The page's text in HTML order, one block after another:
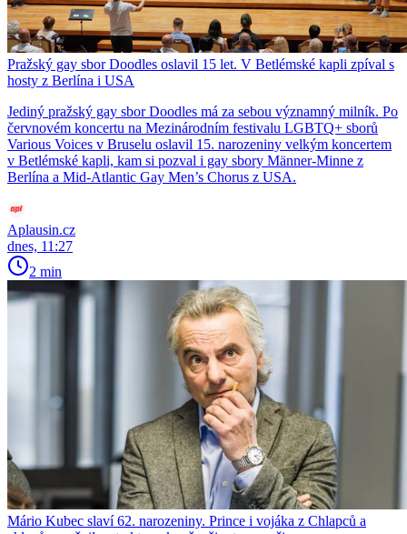
Pražský gay sbor Doodles oslavil 15 let. V Betlémské kapli zpíval s
hosty z Berlína i USA
Jediný pražský gay sbor Doodles má za sebou významný milník. Po
červnovém koncertu na Mezinárodním festivalu LGBTQ+ sborů
Various Voices v Bruselu oslavil 15. narozeniny velkým koncertem
v Betlémské kapli, kam si pozval i gay sbory Männer-Minne z
Berlína a Mid-Atlantic Gay Men’s Chorus z USA.
Aplausin.cz
dnes, 11:27
2 min
Mário Kubec slaví 62. narozeniny. Prince i vojáka z Chlapců a